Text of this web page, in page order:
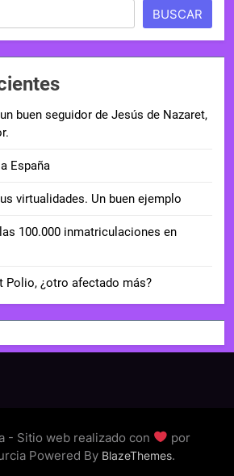
BUSCAR
buen seguidor de Jesús de Nazaret,
España
virtualidades. Un buen ejemplo
las 100.000 inmatriculaciones en
Polio, ¿otro afectado más?
- Sitio web realizado con
por
Powered By BlazeThemes.